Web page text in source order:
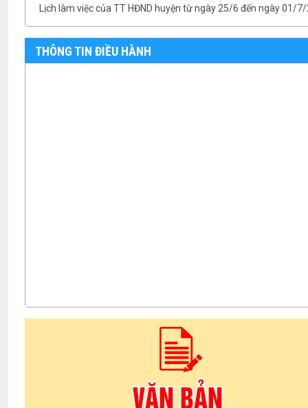
Lịch làm việc của BTV Huyện ủy từ ngày 25/6 đến ngày 01/7/
TB- Ý kiến kết luận của Chủ tịch UBND huyện Phan Văn Linh
TB- Ý kiến kết luận của PCT UBND huyện Vũ Thành Công tại
THÔNG TIN ĐIỀU HÀNH